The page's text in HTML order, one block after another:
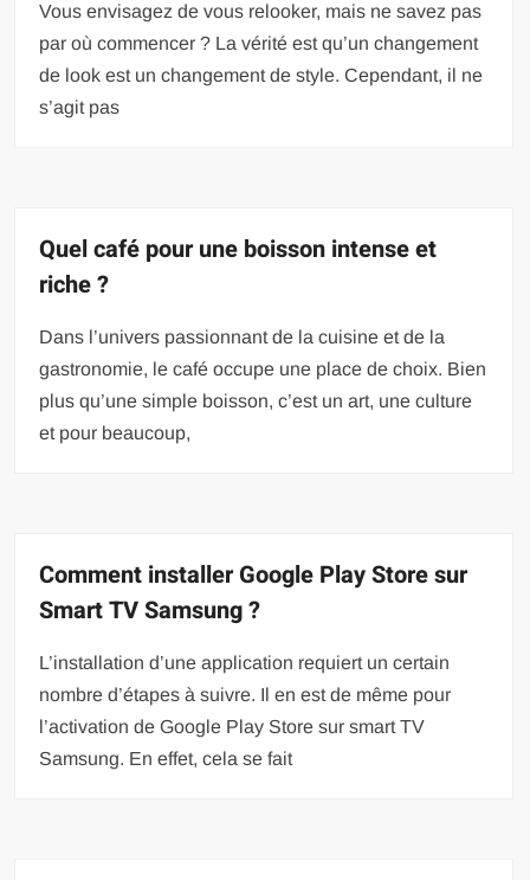
Vous envisagez de vous relooker, mais ne savez pas
par où commencer ? La vérité est qu’un changement
de look est un changement de style. Cependant, il ne
s’agit pas
Quel café pour une boisson intense et
riche ?
Dans l’univers passionnant de la cuisine et de la
gastronomie, le café occupe une place de choix. Bien
plus qu’une simple boisson, c’est un art, une culture
et pour beaucoup,
Comment installer Google Play Store sur
Smart TV Samsung ?
L’installation d’une application requiert un certain
nombre d’étapes à suivre. Il en est de même pour
l’activation de Google Play Store sur smart TV
Samsung. En effet, cela se fait